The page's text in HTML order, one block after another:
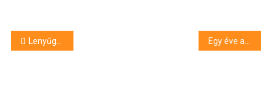
Bejegyzés
Lenyűgöző felvétel készült Hajdú-Biharban egy gömbhalmazról